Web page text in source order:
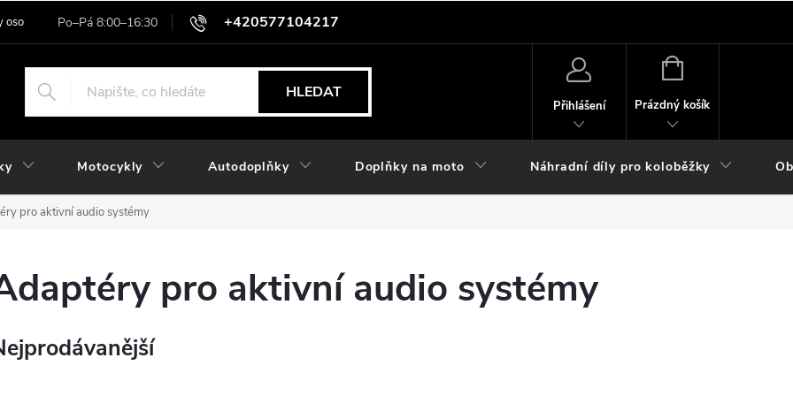
+420577104217
osobních údajů
HLEDAT
Přihlášení
NÁKUPNÍ
Prázdný košík
Motocykly Autodoplňky Doplňky na moto Náhradní díly pro koloběžky
pro aktivní audio systémy
pro aktivní audio systémy